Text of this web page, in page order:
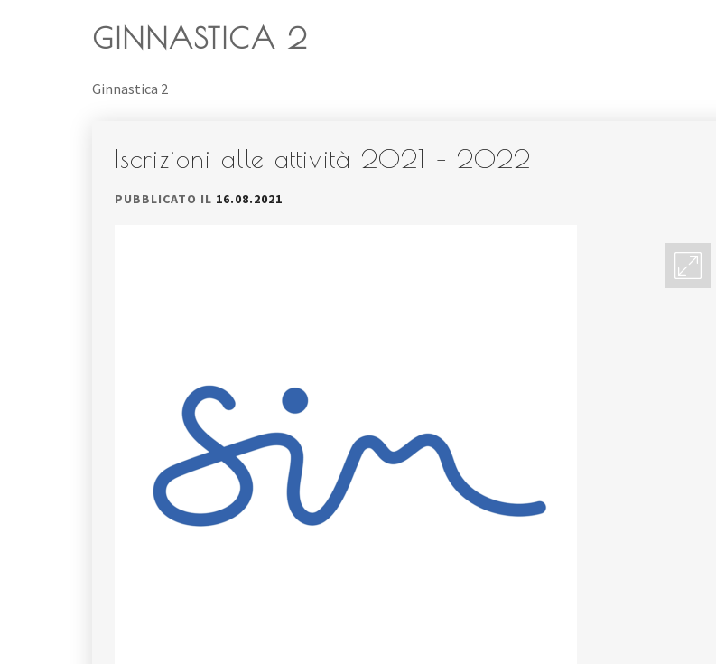
GINNASTICA 2
Ginnastica 2
Iscrizioni alle attività 2021 – 2022
PUBBLICATO IL 16.08.2021